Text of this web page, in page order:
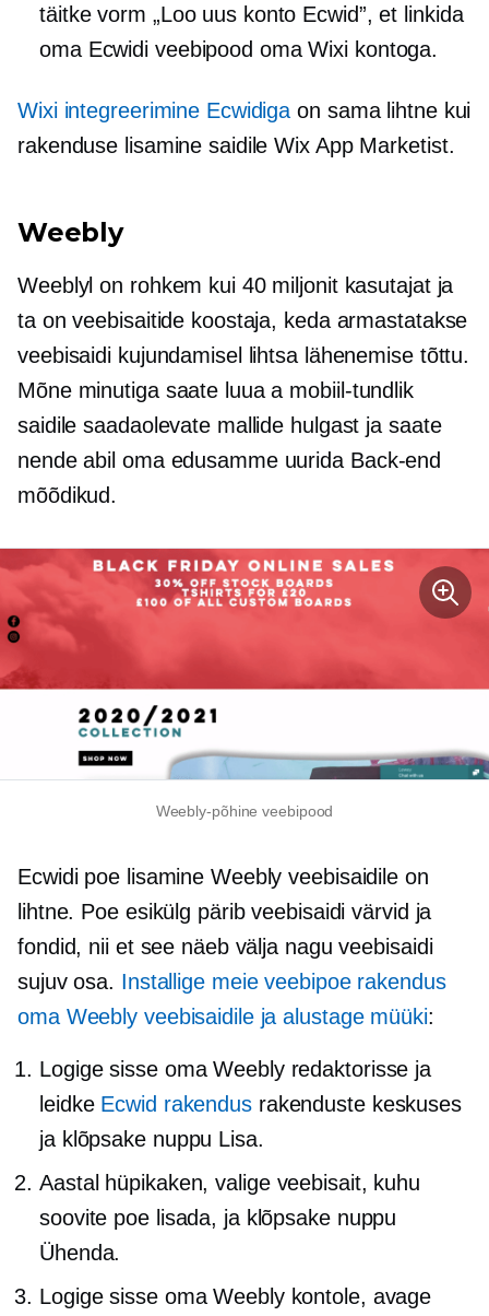
täitke vorm „Loo uus konto Ecwid”, et linkida
oma Ecwidi veebipood oma Wixi kontoga.
Wixi integreerimine Ecwidiga on sama lihtne kui
rakenduse lisamine saidile Wix App Marketist.
Weebly
Weeblyl on rohkem kui 40 miljonit kasutajat ja
ta on veebisaitide koostaja, keda armastatakse
veebisaidi kujundamisel lihtsa lähenemise tõttu.
Mõne minutiga saate luua a mobiil-tundlik
saidile saadaolevate mallide hulgast ja saate
nende abil oma edusamme uurida Back-end
mõõdikud.
Weebly-põhine veebipood
Ecwidi poe lisamine Weebly veebisaidile on
lihtne. Poe esikülg pärib veebisaidi värvid ja
fondid, nii et see näeb välja nagu veebisaidi
sujuv osa. Installige meie veebipoe rakendus
oma Weebly veebisaidile ja alustage müüki:
Logige sisse oma Weebly redaktorisse ja
leidke Ecwid rakendusrakenduste keskuses
ja klõpsake nuppu Lisa.
Aastal hüpikaken, valige veebisait, kuhu
soovite poe lisada, ja klõpsake nuppu
Ühenda.
Logige sisse oma Weebly kontole, avage